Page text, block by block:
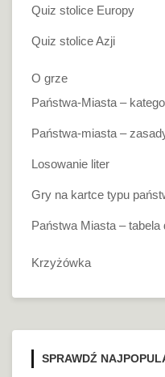
Quiz stolice Europy
Quiz stolice Azji
O grze
Państwa-Miasta –
Państwa-miasta –
Losowanie liter
Gry na kartce typu
Państwa Miasta – tabela
Krzyżówka
SPRAWDŹ